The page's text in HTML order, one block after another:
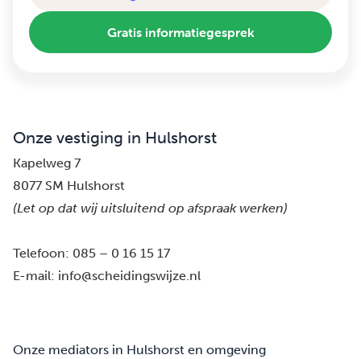
Gratis informatiegesprek
Onze vestiging in Hulshorst
Kapelweg 7
8077 SM Hulshorst
(Let op dat wij uitsluitend op afspraak werken)
Telefoon: 085 – 0 16 15 17
E-mail: info@scheidingswijze.nl
Onze mediators in Hulshorst en omgeving